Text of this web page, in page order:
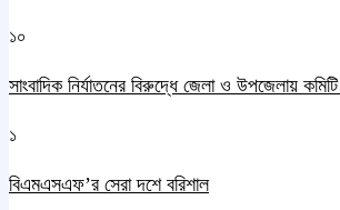
১০
সাংবাদিক নির্যাতনের বিরুদ্ধে জেলা ও উপজেলায়
১
বিএমএসএফ’র সেরা দশে বরিশাল